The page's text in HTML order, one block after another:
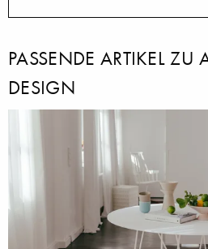
PASSENDE ARTIKEL ZU
DESIGN